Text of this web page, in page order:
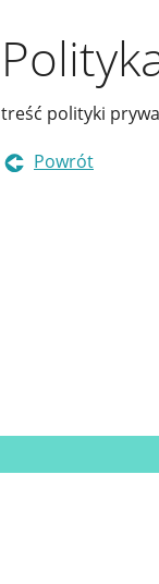
treść polityki
Powrót